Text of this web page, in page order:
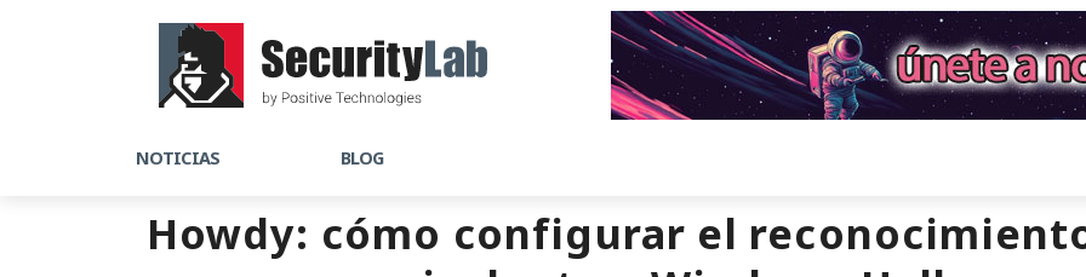
NOTICIAS BLOG
Howdy: cómo configurar el